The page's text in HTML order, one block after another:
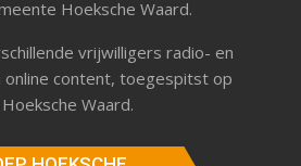
streams en frequenties
informatie
storingen